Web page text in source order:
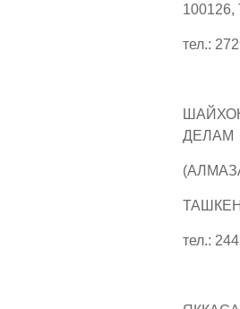
тел.:
ДЕЛАМ
тел.: